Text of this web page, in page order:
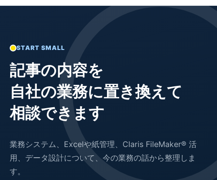
START SMALL
記事の内容を
自社の業務に置き換えて
相談できます
業務システム、Excelや紙管理、Claris FileMaker® 活
用、データ設計について、今の業務の話から整理しま
す。